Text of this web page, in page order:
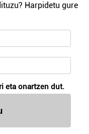
Harpidetu gure
eta onartzen dut.